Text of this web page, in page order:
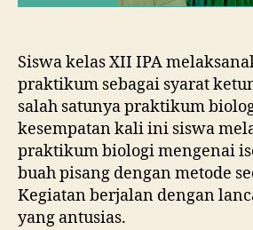
Siswa kelas XII IPA
praktikum sebagai syarat
salah satunya praktikum
kesempatan kali ini siswa
praktikum biologi mengenai
buah pisang dengan metode
Kegiatan berjalan dengan
yang antusias.